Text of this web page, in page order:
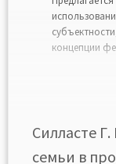
концепции
[…]
Силласте
семьи в